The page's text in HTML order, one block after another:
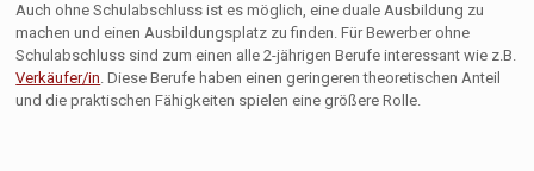
Auch ohne Schulabschluss ist es möglich, eine duale Ausbildung zu
machen und einen Ausbildungsplatz zu finden. Für Bewerber ohne
Schulabschluss sind zum einen alle 2-jährigen Berufe interessant wie z.B.
Verkäufer/in. Diese Berufe haben einen geringeren theoretischen Anteil
und die praktischen Fähigkeiten spielen eine größere Rolle.